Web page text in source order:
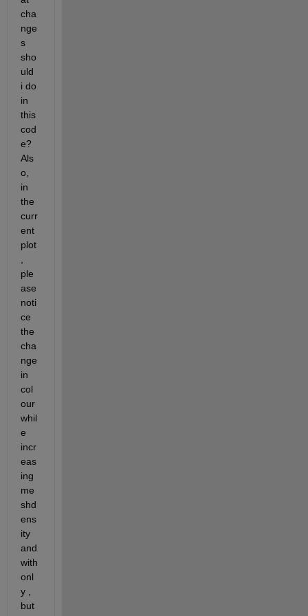
cha
nge
s
sho
uld
i do
in
this
cod
e?
Als
o,
in
the
curr
ent
plot
ple
ase
noti
ce
the
cha
nge
in
col
our
whil
e
incr
eas
ing
me
shd
ens
ity
and
with
onl
y ,
but